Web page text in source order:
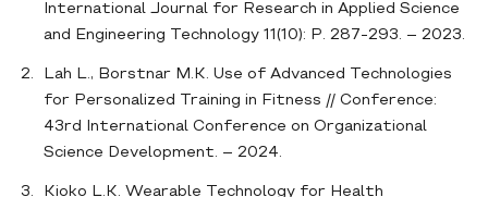
International Journal for Research in Applied Science
and Engineering Technology 11(10): P. 287-293. – 2023.
Lah L., Borstnar M.K. Use of Advanced Technologies
for Personalized Training in Fitness // Conference:
43rd International Conference on Organizational
Science Development. – 2024.
Kioko L.K. Wearable Technology for Health